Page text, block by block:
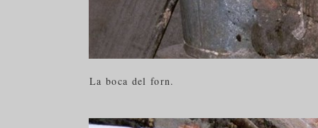
La boca del forn.